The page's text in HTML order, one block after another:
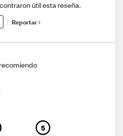
útil esta reseña.
Reportar
5